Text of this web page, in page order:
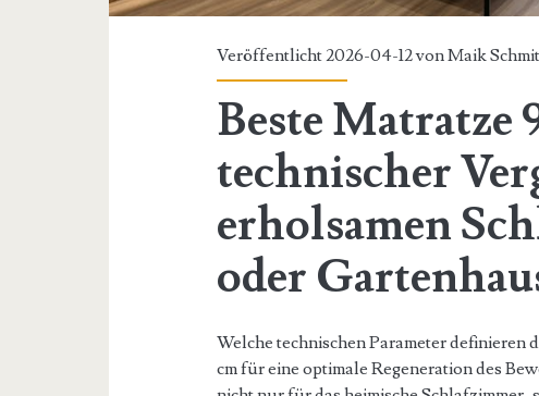
Veröffentlicht 2026-04-12 vonMaik
Beste Matratze
technischer
erholsamen
oder
Welche technischen Parameter definieren
cm für eine optimale Regeneration des